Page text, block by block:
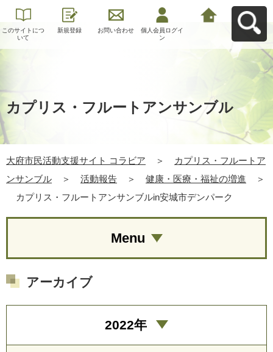
このサイトにつ
いて
新規登録 お問い合わせ
個人会員ログイ
ン
カプリス・フルートアンサンブル
大府市民活動支援サイト コラビア ＞
カプリス・フルートア
ンサンブル
＞ 活動報告 ＞ 健康・医療・福祉の増進
＞
カプリス・フルートアンサンブルin安城市デンパーク
Menu
アーカイブ
2022年